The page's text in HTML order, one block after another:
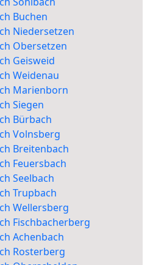
Buchen
Niedersetzen
Obersetzen
Geisweid
Weidenau
Marienborn
Siegen
Bürbach
Volnsberg
Breitenbach
Feuersbach
Seelbach
Trupbach
Wellersberg
Fischbacherberg
Achenbach
Rosterberg